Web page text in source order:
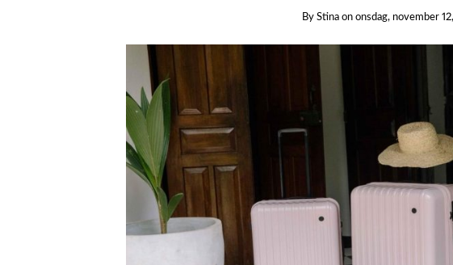
By Stina on onsdag, november